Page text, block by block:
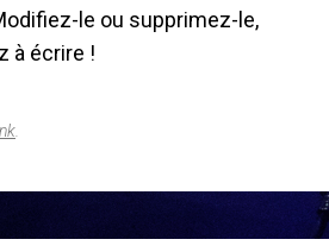
le ou supprimez-le,
à écrire !